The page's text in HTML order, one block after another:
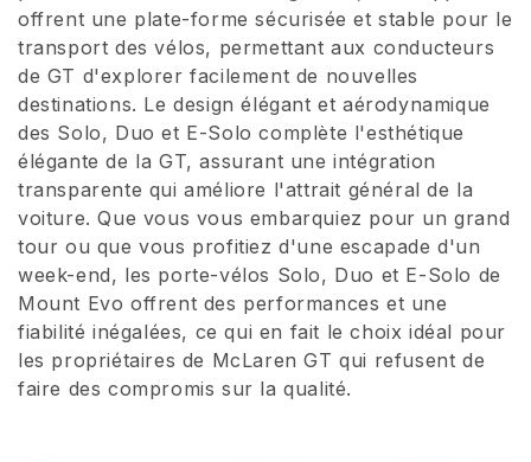
c
t
i
o
n
:
offrent une plate-forme sécurisée et stable pour le
transport des vélos, permettant aux conducteurs
de GT d'explorer facilement de nouvelles
destinations. Le design élégant et aérodynamique
des Solo, Duo et E-Solo complète l'esthétique
élégante de la GT, assurant une intégration
transparente qui améliore l'attrait général de la
voiture. Que vous vous embarquiez pour un grand
tour ou que vous profitiez d'une escapade d'un
week-end, les porte-vélos Solo, Duo et E-Solo de
Mount Evo offrent des performances et une
fiabilité inégalées, ce qui en fait le choix idéal pour
les propriétaires de McLaren GT qui refusent de
faire des compromis sur la qualité.